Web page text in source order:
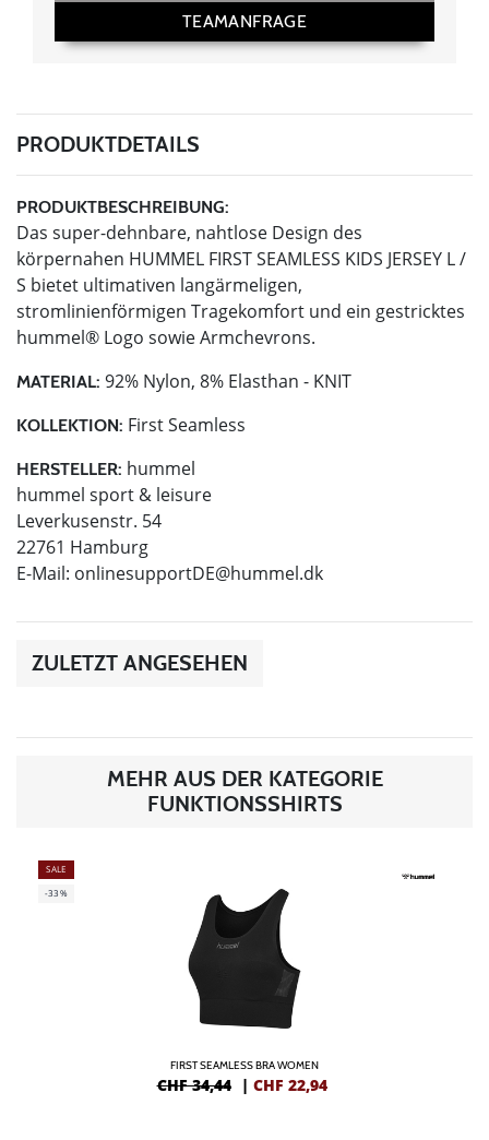
TEAMANFRAGE
PRODUKTDETAILS
PRODUKTBESCHREIBUNG:
Das super-dehnbare, nahtlose Design des
körpernahen HUMMEL FIRST SEAMLESS KIDS JERSEY L /
S bietet ultimativen langärmeligen,
stromlinienförmigen Tragekomfort und ein gestricktes
hummel® Logo sowie Armchevrons.
MATERIAL: 92% Nylon, 8% Elasthan - KNIT
KOLLEKTION: First Seamless
HERSTELLER: hummel
hummel sport & leisure
Leverkusenstr. 54
22761 Hamburg
E-Mail: onlinesupportDE@hummel.dk
ZULETZT ANGESEHEN
MEHR AUS DER KATEGORIE
FUNKTIONSSHIRTS
SALE
-33%
FIRST SEAMLESS BRA WOMEN
CHF 34,44 | CHF 22,94